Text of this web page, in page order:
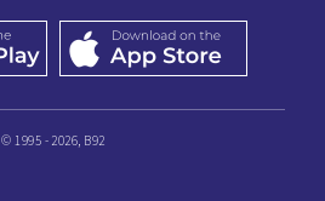
© 1995 - 2026, B92